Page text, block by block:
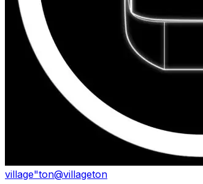
village"ton@villageton